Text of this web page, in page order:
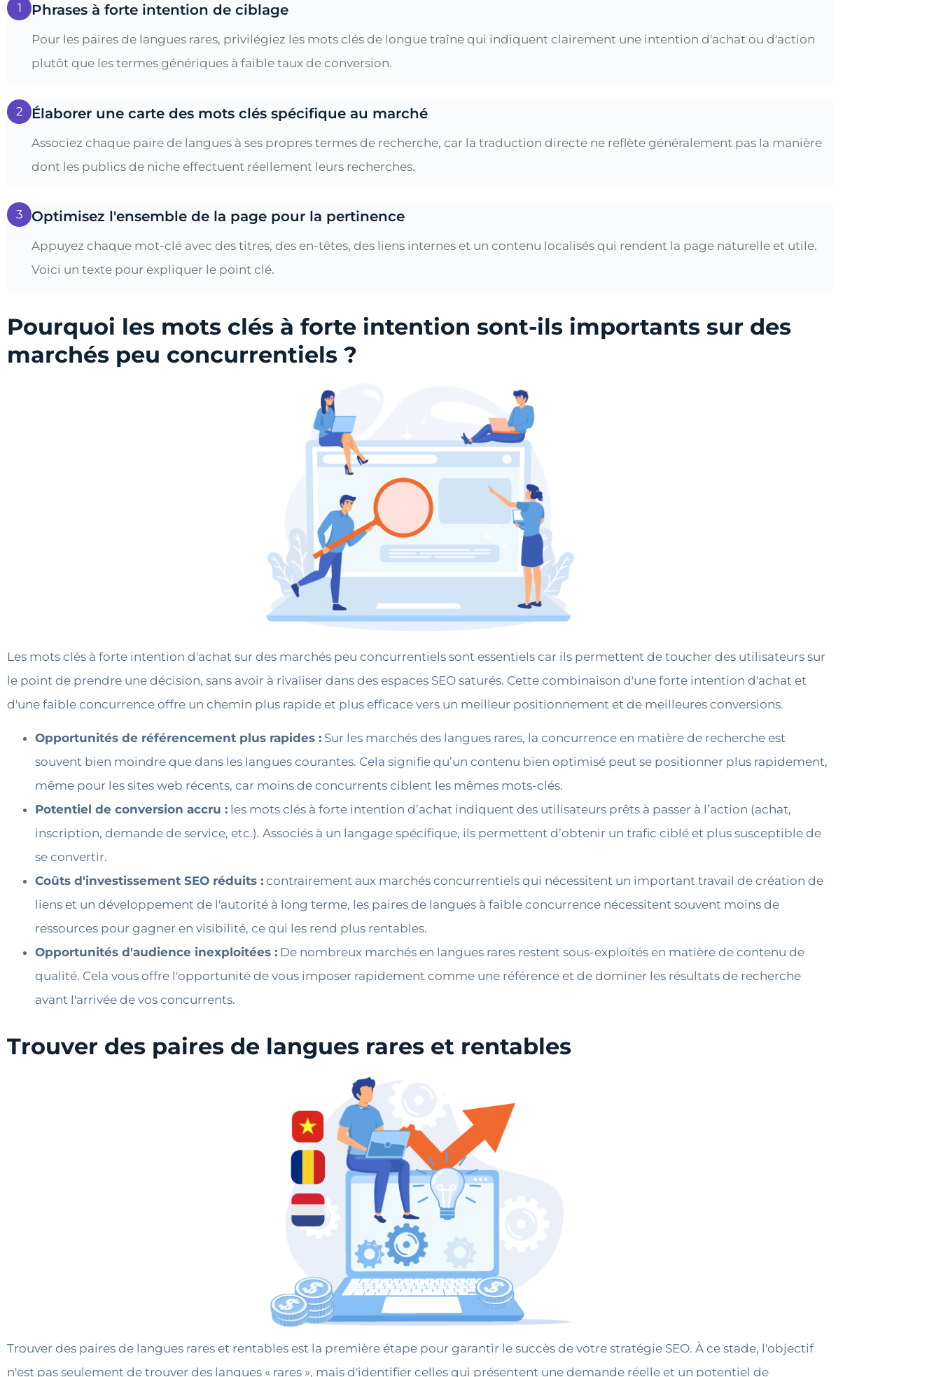
1 Phrases à forte intention de ciblage
Pour les paires de langues rares, privilégiez les mots clés de longue traîne qui indiquent clairement une intention d'achat ou d'action
plutôt que les termes génériques à faible taux de conversion.
2 Élaborer une carte des mots clés spécifique au marché
Associez chaque paire de langues à ses propres termes de recherche, car la traduction directe ne reflète généralement pas la manière
dont les publics de niche effectuent réellement leurs recherches.
3 Optimisez l'ensemble de la page pour la pertinence
Appuyez chaque mot-clé avec des titres, des en-têtes, des liens internes et un contenu localisés qui rendent la page naturelle et utile.
Voici un texte pour expliquer le point clé.
Pourquoi les mots clés à forte intention sont-ils importants sur des
marchés peu concurrentiels ?
Les mots clés à forte intention d'achat sur des marchés peu concurrentiels sont essentiels car ils permettent de toucher des utilisateurs sur
le point de prendre une décision, sans avoir à rivaliser dans des espaces SEO saturés. Cette combinaison d'une forte intention d'achat et
d'une faible concurrence offre un chemin plus rapide et plus efficace vers un meilleur positionnement et de meilleures conversions.
Opportunités de référencement plus rapides : Sur les marchés des langues rares, la concurrence en matière de recherche est
souvent bien moindre que dans les langues courantes. Cela signifie qu’un contenu bien optimisé peut se positionner plus rapidement,
même pour les sites web récents, car moins de concurrents ciblent les mêmes mots-clés.
Potentiel de conversion accru : les mots clés à forte intention d’achat indiquent des utilisateurs prêts à passer à l’action (achat,
inscription, demande de service, etc.). Associés à un langage spécifique, ils permettent d’obtenir un trafic ciblé et plus susceptible de
se convertir.
Coûts d'investissement SEO réduits : contrairement aux marchés concurrentiels qui nécessitent un important travail de création de
liens et un développement de l'autorité à long terme, les paires de langues à faible concurrence nécessitent souvent moins de
ressources pour gagner en visibilité, ce qui les rend plus rentables.
Opportunités d'audience inexploitées : De nombreux marchés en langues rares restent sous-exploités en matière de contenu de
qualité. Cela vous offre l'opportunité de vous imposer rapidement comme une référence et de dominer les résultats de recherche
avant l'arrivée de vos concurrents.
Trouver des paires de langues rares et rentables
Trouver des paires de langues rares et rentables est la première étape pour garantir le succès de votre stratégie SEO. À ce stade, l'objectif
n'est pas seulement de trouver des langues « rares », mais d'identifier celles qui présentent une demande réelle et un potentiel de